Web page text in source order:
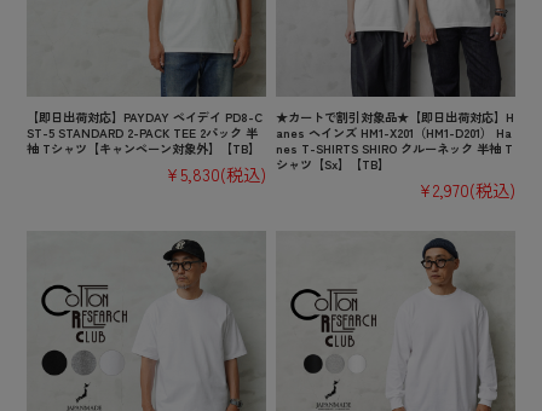
【即日出荷対応】PAYDAY ペイデイ PD8-C
ST-5 STANDARD 2-PACK TEE 2パック 半
袖 Tシャツ【キャンペーン対象外】【TB】
¥5,830(税込)
★カートで割引対象品★【即日出荷対応】H
anes ヘインズ HM1-X201（HM1-D201） Ha
nes T-SHIRTS SHIRO クルーネック 半袖 T
シャツ【Sx】【TB】
¥2,970(税込)